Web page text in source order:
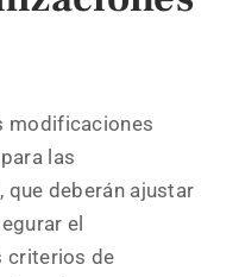
modificaciones
las
deberán ajustar
el
criterios de